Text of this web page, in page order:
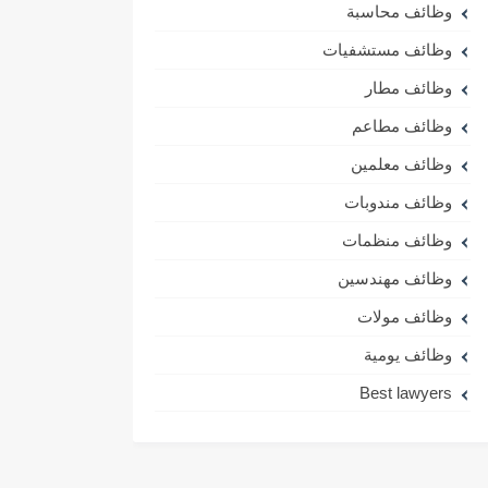
وظائف محاسبة
وظائف مستشفيات
وظائف مطار
وظائف مطاعم
وظائف معلمين
وظائف مندوبات
وظائف منظمات
وظائف مهندسين
وظائف مولات
وظائف يومية
Best lawyers